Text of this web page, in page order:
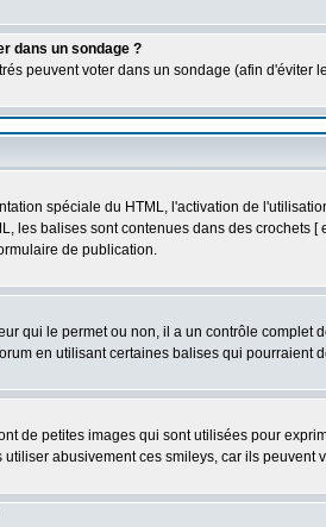
dans un sondage ?
peuvent voter dans un sondage (afin d'éviter
spéciale du HTML, l'activation de
les balises sont contenues dans des crochets
de publication.
qui le permet ou non, il a un contrôle complet
en utilisant certaines balises qui pourraient
de petites images qui sont utilisées pour
utiliser abusivement ces smileys, car ils